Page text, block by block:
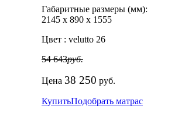
Габаритные размеры (мм):
2145 х 890 х 1555
Цвет : velutto 26
54 643руб.
Цена 38 250 руб.
КупитьПодобрать матрас